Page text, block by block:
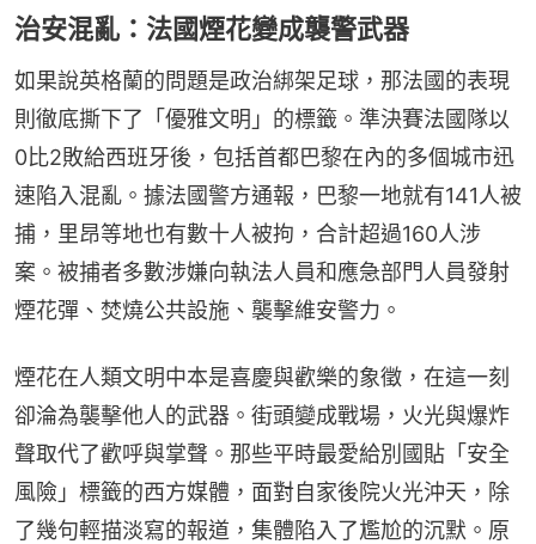
治安混亂：法國煙花變成襲警武器
如果說英格蘭的問題是政治綁架足球，那法國的表現
則徹底撕下了「優雅文明」的標籤。準決賽法國隊以
0比2敗給西班牙後，包括首都巴黎在內的多個城市迅
速陷入混亂。據法國警方通報，巴黎一地就有141人被
捕，里昂等地也有數十人被拘，合計超過160人涉
案。被捕者多數涉嫌向執法人員和應急部門人員發射
煙花彈、焚燒公共設施、襲擊維安警力。
煙花在人類文明中本是喜慶與歡樂的象徵，在這一刻
卻淪為襲擊他人的武器。街頭變成戰場，火光與爆炸
聲取代了歡呼與掌聲。那些平時最愛給別國貼「安全
風險」標籤的西方媒體，面對自家後院火光沖天，除
了幾句輕描淡寫的報道，集體陷入了尷尬的沉默。原